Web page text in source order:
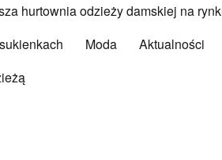
hurtownia odzieży damskiej na
Moda Aktualności